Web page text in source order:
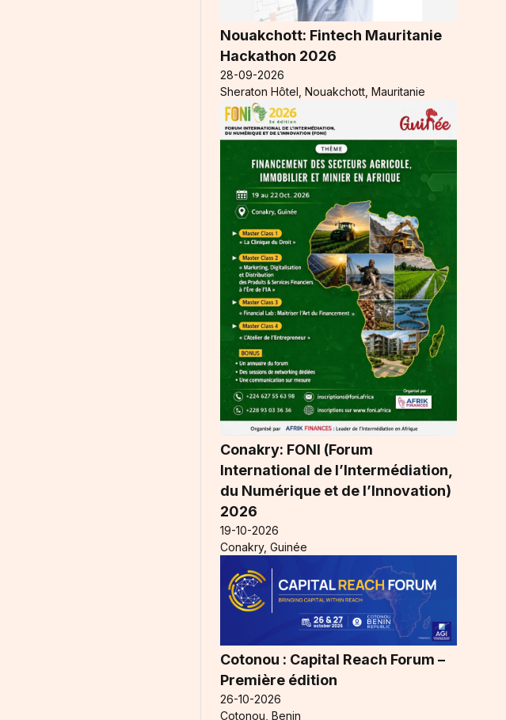
Nouakchott: Fintech Mauritanie
Hackathon 2026
28-09-2026
Sheraton Hôtel, Nouakchott, Mauritanie
Conakry: FONI (Forum
International de l’Intermédiation,
du Numérique et de l’Innovation)
2026
19-10-2026
Conakry, Guinée
Cotonou : Capital Reach Forum –
Première édition
26-10-2026
Cotonou, Benin